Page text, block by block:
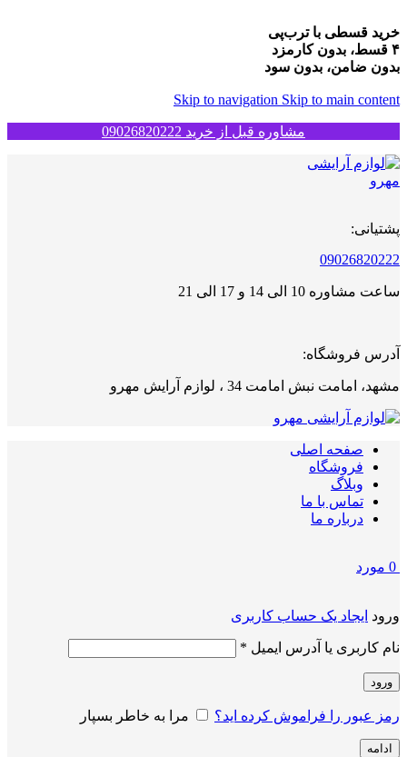
خرید قسطی با ترب‌پی
۴ قسط، بدون کارمزد
بدون ضامن، بدون سود
Skip to navigation Skip to main content
مشاوره قبل از خرید 09026820222
پشتیانی:
09026820222
ساعت مشاوره 10 الی 14 و 17 الی 21
آدرس فروشگاه:
مشهد، امامت نبش امامت 34 ، لوازم آرایش مهرو
صفحه اصلی
فروشگاه
وبلاگ
تماس با ما
درباره ما
0 مورد
ورود ایجاد یک حساب کاربری
نام کاربری یا آدرس ایمیل *
ورود
رمز عبور را فراموش کرده اید؟ مرا به خاطر بسپار
ادامه